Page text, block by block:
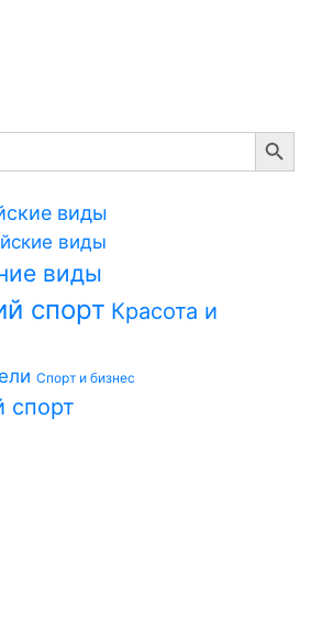
Search Button
виды
виды
виды
спорт Красота и
Спорт и бизнес
спорт